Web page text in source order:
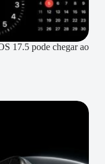
17.5 pode chegar ao